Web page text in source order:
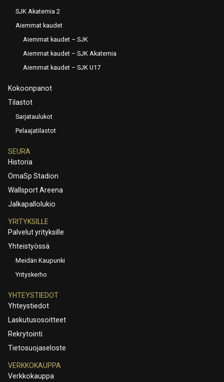
SJK Akatemia 2
Aiemmat kaudet
Aiemmat kaudet – SJK
Aiemmat kaudet – SJK Akatemia
Aiemmat kaudet – SJK U17
Kokoonpanot
Tilastot
Sarjataulukot
Pelaajatilastot
SEURA
Historia
OmaSp Stadion
Wallsport Areena
Jalkapallolukio
YRITYKSILLE
Palvelut yrityksille
Yhteistyössä
Meidän Kaupunki
Yrityskerho
YHTEYSTIEDOT
Yhteystiedot
Laskutusosoitteet
Rekrytointi
Tietosuojaseloste
VERKKOKAUPPA
Verkkokauppa